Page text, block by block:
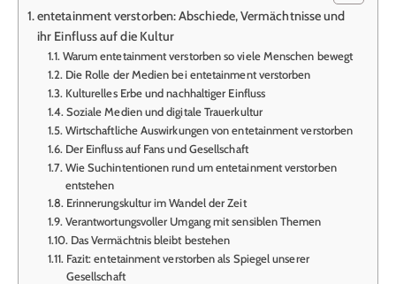
entetainment verstorben: Abschiede, Vermächtnisse und
ihr Einfluss auf die Kultur
Warum entetainment verstorben so viele Menschen bewegt
Die Rolle der Medien bei entetainment verstorben
Kulturelles Erbe und nachhaltiger Einfluss
Soziale Medien und digitale Trauerkultur
Wirtschaftliche Auswirkungen von entetainment verstorben
Der Einfluss auf Fans und Gesellschaft
Wie Suchintentionen rund um entetainment verstorben
entstehen
Erinnerungskultur im Wandel der Zeit
Verantwortungsvoller Umgang mit sensiblen Themen
Das Vermächtnis bleibt bestehen
Fazit: entetainment verstorben als Spiegel unserer
Gesellschaft